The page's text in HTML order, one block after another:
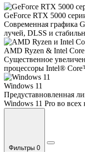
GeForce RTX 5000
Современная графика
лучей, DLSS и
AMD Ryzen & Intel Core
Существенное
процессоры Intel®
Windows 11
Предуставновленная
Windows 11 Pro во всех
Фильтры 0